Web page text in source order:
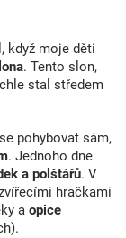
když moje děti
. Tento slon,
stal středem
pohybovat sám,
. Jednoho dne
a polštářů. V
hračkami
a opice